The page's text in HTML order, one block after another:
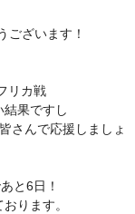
ございます！
リカ戦
果ですし
さんで応援しましょ
と6日！
ります。